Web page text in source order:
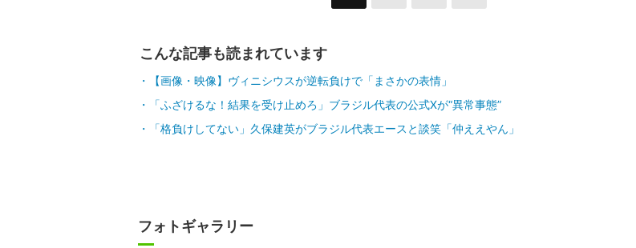
こんな記事も読まれています
【画像・映像】ヴィニシウスが逆転負けで「まさかの表情」
「ふざけるな！結果を受け止めろ」ブラジル代表の公式Xが“異常事態”
「格負けしてない」久保建英がブラジル代表エースと談笑「仲ええやん」
フォトギャラリー